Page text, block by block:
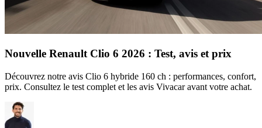
Nouvelle Renault Clio 6 2026 : Test, avis et prix
Découvrez notre avis Clio 6 hybride 160 ch : performances, confort,
prix. Consultez le test complet et les avis Vivacar avant votre achat.